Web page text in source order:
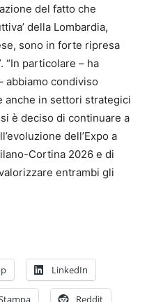
del fatto che
della Lombardia,
sono in forte ripresa
“In particolare – ha
abbiamo condiviso
anche in settori strategici
è deciso di continuare a
dell’Expo a
Cortina 2026 e di
entrambi gli
LinkedIn
Reddit